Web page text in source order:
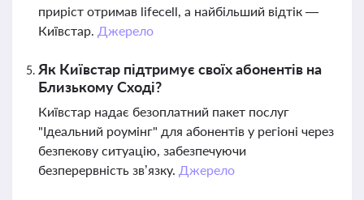
приріст отримав lifecell, а найбільший відтік —
Київстар. Джерело
Як Київстар підтримує своїх абонентів на
Близькому Сході?
Київстар надає безоплатний пакет послуг
"Ідеальний роумінг" для абонентів у регіоні через
безпекову ситуацію, забезпечуючи
безперервність зв’язку. Джерело